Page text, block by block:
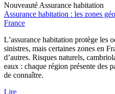
Nouveauté Assurance habitation
Assurance habitation : les zones
France
L’assurance habitation protège les
sinistres, mais certaines zones en
d’autres. Risques naturels,
eaux : chaque région présente des
de connaître.
Lire